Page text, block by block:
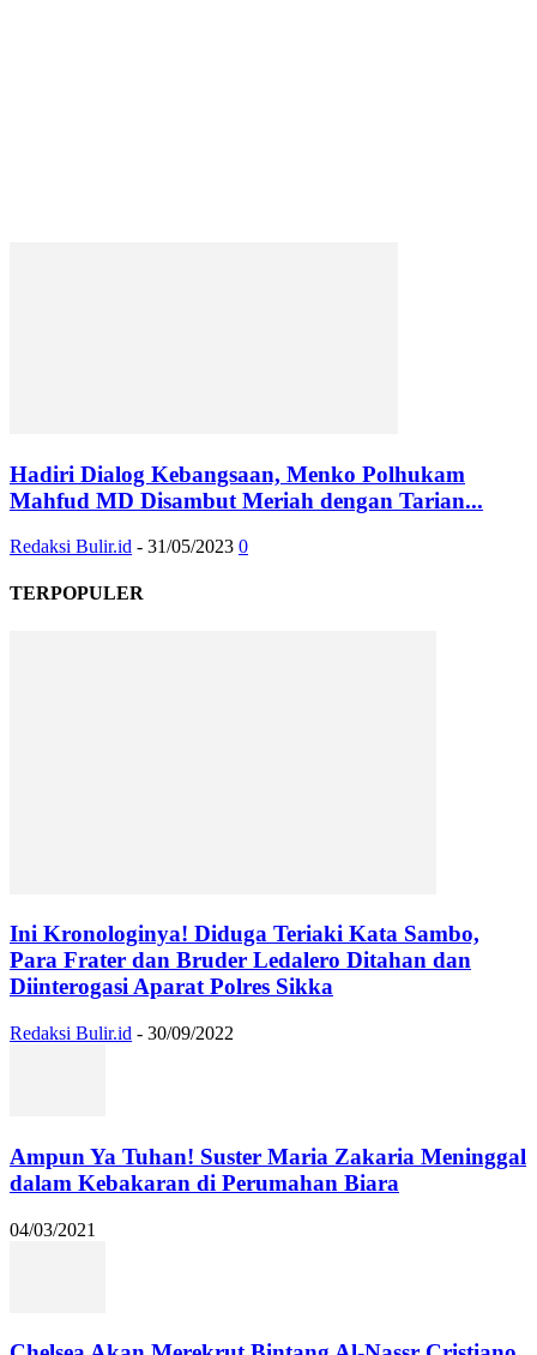
Hadiri Dialog Kebangsaan, Menko Polhukam
Mahfud MD Disambut Meriah dengan Tarian...
Redaksi Bulir.id - 31/05/2023 0
TERPOPULER
Ini Kronologinya! Diduga Teriaki Kata Sambo,
Para Frater dan Bruder Ledalero Ditahan dan
Diinterogasi Aparat Polres Sikka
Redaksi Bulir.id - 30/09/2022
Ampun Ya Tuhan! Suster Maria Zakaria Meninggal
dalam Kebakaran di Perumahan Biara
04/03/2021